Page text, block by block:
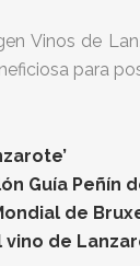
Vinos de
para
Guía Peñín
de
de